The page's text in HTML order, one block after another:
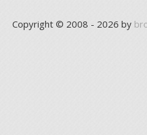
Copyright © 2008 - 2026 by